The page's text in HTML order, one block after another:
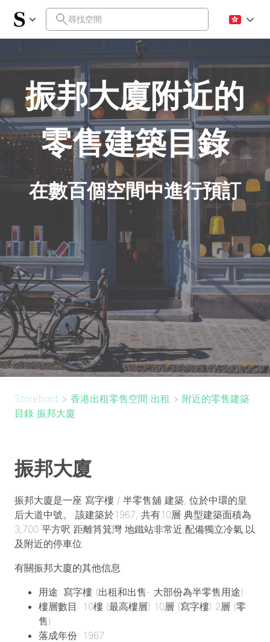
振邦大廈附近的
零售建築目錄
在數百個空間中進行預訂
Storefront > 香港出租零售空間 出租 > 附近的零售建築
目錄 振邦大廈
振邦大廈
振邦大廈是一座 寫字樓 / 半零售舖 建築, 位於中環的皇
后大道中號。 該建築於1967, 共有10層 典型建築面積為
3,700 平方呎 距離筲箕灣 地鐵站非常近,配備獨立冷氣,以
及附近的停車位.
有關振邦大廈的其他信息:
用途: 寫字樓 (出租和出售- 大部份為半零售用途)
樓層數目 : 10樓 (最高樓層) 10層 (寫字樓) 2層 (零
售)
落成年份: 1967